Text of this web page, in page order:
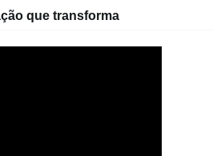
que transforma